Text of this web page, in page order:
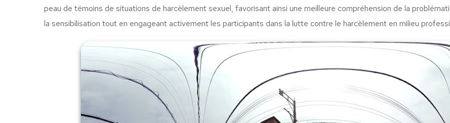
peau de témoins de situations de harcèlement sexuel, favorisant ainsi une meilleure compréhension de la
la sensibilisation tout en engageant activement les participants dans la lutte contre le harcèlement en milieu